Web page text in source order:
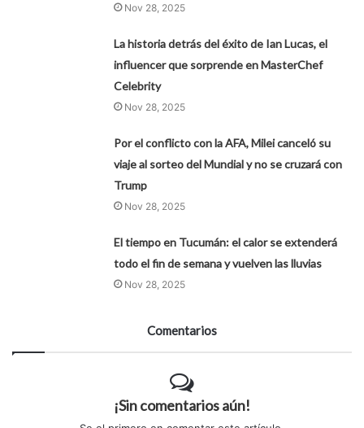
Nov 28, 2025
La historia detrás del éxito de Ian Lucas, el
influencer que sorprende en MasterChef
Celebrity
Nov 28, 2025
Por el conflicto con la AFA, Milei canceló su
viaje al sorteo del Mundial y no se cruzará con
Trump
Nov 28, 2025
El tiempo en Tucumán: el calor se extenderá
todo el fin de semana y vuelven las lluvias
Nov 28, 2025
Comentarios
¡Sin comentarios aún!